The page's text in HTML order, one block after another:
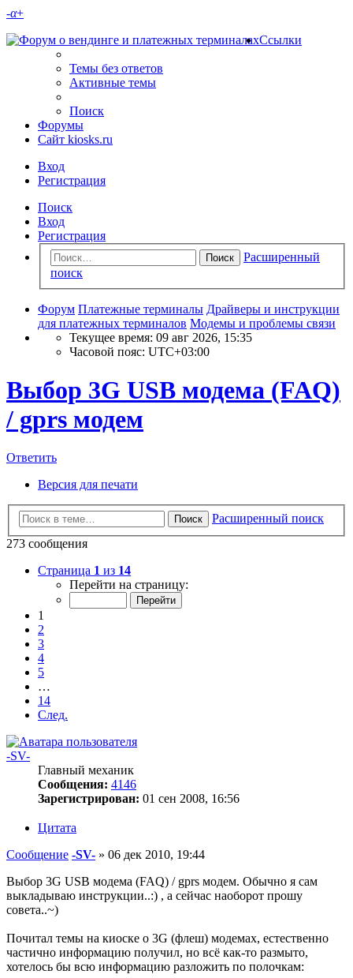
-α+
Ссылки
Темы без ответов
Активные темы
Поиск
Форумы
Сайт kiosks.ru
Вход
Регистрация
Поиск
Вход
Регистрация
Поиск
Расширенный
поиск
Форум Платежные терминалы Драйверы и инструкции
для платежных терминалов Модемы и проблемы связи
Текущее время: 09 авг 2026, 15:35
Часовой пояс: UTC+03:00
Выбор 3G USB модема (FAQ)
/ gprs модем
Ответить
Версия для печати
Поиск
Расширенный поиск
273 сообщения
Страница 1 из 14
Перейти на страницу:
1
2
3
4
5
…
14
След.
-SV-
Главный механик
Сообщения: 4146
Зарегистрирован: 01 сен 2008, 16:56
Цитата
Сообщение -SV- » 06 дек 2010, 19:44
Выбор 3G USB модема (FAQ) / gprs модем. Обычно я сам
выкладываю инструкции..:) , а сейчас наоборот прошу
совета..~)
Почитал темы на киоске о 3G (флеш) модемах, естественно
частично информацию получил, но всё как-то размыто,
хотелось бы всю информацию разложить по полочкам: